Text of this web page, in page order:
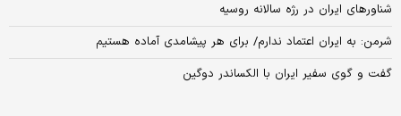
شناورهای ایران در رژه سالانه روسیه
شرمن: به ایران اعتماد ندارم/ برای هر پیشامدی آماده هستیم
گفت و گوی سفیر ایران با الکساندر دوگین